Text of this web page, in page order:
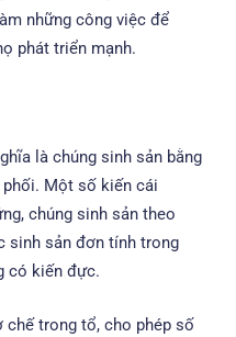
những công việc để
phát triển mạnh.
là chúng sinh sản bằng
Một số kiến cái
chúng sinh sản theo
sinh sản đơn tính trong
có kiến đực.
chế trong tổ, cho phép số